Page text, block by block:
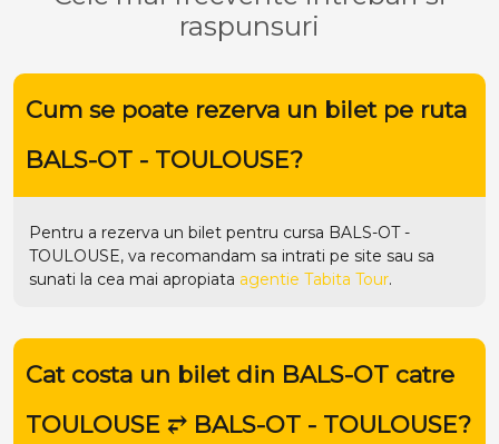
raspunsuri
Cum se poate rezerva un bilet pe ruta
BALS-OT - TOULOUSE?
Pentru a rezerva un bilet pentru cursa BALS-OT -
TOULOUSE, va recomandam sa intrati pe site sau sa
sunati la cea mai apropiata agentie Tabita Tour.
Cat costa un bilet din BALS-OT catre
TOULOUSE ⥂ BALS-OT - TOULOUSE?